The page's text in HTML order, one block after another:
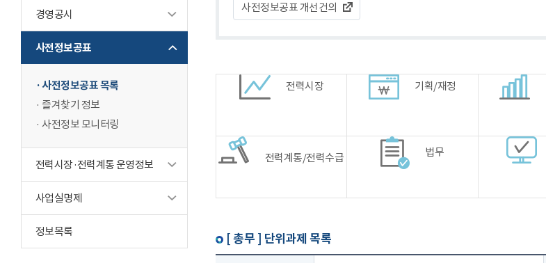
경영공시
사전정보공표
사전정보공표 목록
즐겨찾기 정보
사전정보 모니터링
전력시장·전력계통 운영정보
사업실명제
정보목록
사전정보공표 개선건의
전력시장
기획/재정
전력계통/전력수급 법무
[ 총무 ] 단위과제 목록